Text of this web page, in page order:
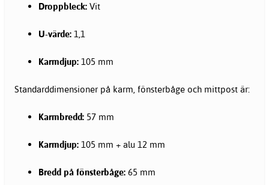
Droppbleck: Vit
U-värde: 1,1
Karmdjup: 105 mm
Standarddimensioner på karm, fönsterbåge och mittpost är:
Karmbredd: 57 mm
Karmdjup: 105 mm + alu 12 mm
Bredd på fönsterbåge: 65 mm